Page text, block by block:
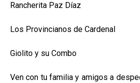
Rancherita Paz Díaz
Los Provincianos de Cardenal
Giolito y su Combo
Ven con tu familia y amigos a